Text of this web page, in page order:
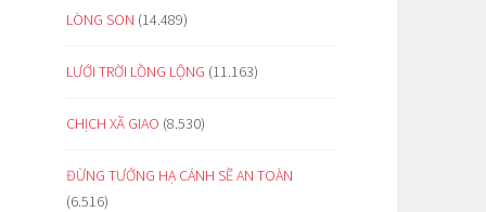
LÒNG SON (14.489)
LƯỚI TRỜI LỒNG LỘNG (11.163)
CHỊCH XÃ GIAO (8.530)
ĐỪNG TƯỞNG HẠ CÁNH SẼ AN TOÀN
(6.516)